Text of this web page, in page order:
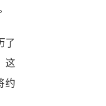
了
这
约